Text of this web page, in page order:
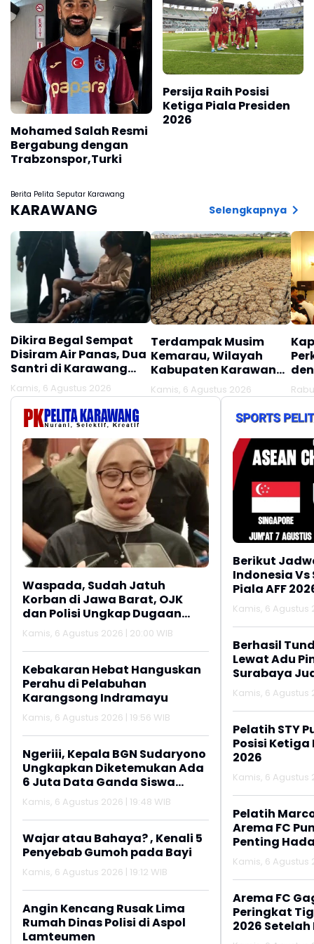
Mohamed Salah Resmi
Bergabung dengan
Trabzonspor,Turki
Persija Raih Posisi
Ketiga Piala Presiden
2026
Berita Pelita Seputar Karawang
KARAWANG Selengkapnya
Dikira Begal Sempat
Disiram Air Panas, Dua
Santri di Karawang
Terluka Akibat Aksi
Oknum Linmas
Kamis, 6 Agustus 2026
Terdampak Musim
Kemarau, Wilayah
Kabupaten Karawang
Kekeringan Makin
Meluas
Kamis, 6 Agustus 2026
Waspada, Sudah Jatuh
Korban di Jawa Barat, OJK
dan Polisi Ungkap Dugaan
Penipuan Modus Titip Limit
Paylater
Kamis, 6 Agustus 2026 | 20:00 WIB
Kebakaran Hebat Hanguskan
Perahu di Pelabuhan
Karangsong Indramayu
Kamis, 6 Agustus 2026 | 19:56 WIB
Ngeriii, Kepala BGN Sudaryono
Ungkapkan Diketemukan Ada
6 Juta Data Ganda Siswa
Penerima MBG
Kamis, 6 Agustus 2026 | 19:48 WIB
Wajar atau Bahaya? , Kenali 5
Penyebab Gumoh pada Bayi
Kamis, 6 Agustus 2026 | 19:12 WIB
Angin Kencang Rusak Lima
Rumah Dinas Polisi di Aspol
Lamteumen
Berikut
Indonesia
Piala AFF
Kamis, 6 Agustus
Berhasil
Lewat Adu
Surabaya
2026
Kamis, 6 Agustus
Pelatih STY
Posisi Ketiga
2026
Kamis, 6 Agustus
Pelatih
Arema FC
Penting
Kamis, 6 Agustus
Arema FC
Peringkat
2026
Persija